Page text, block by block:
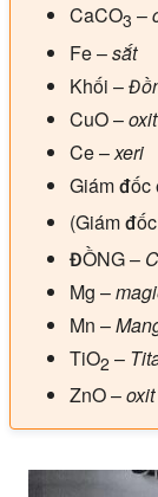
CaCO3 –
Fe–sắt
Khối –
CuO–
Ce–xeri
Giám đốc
(Giám
ĐỒNG–
Mg –
Mn –
TiO2 –
ZnO–